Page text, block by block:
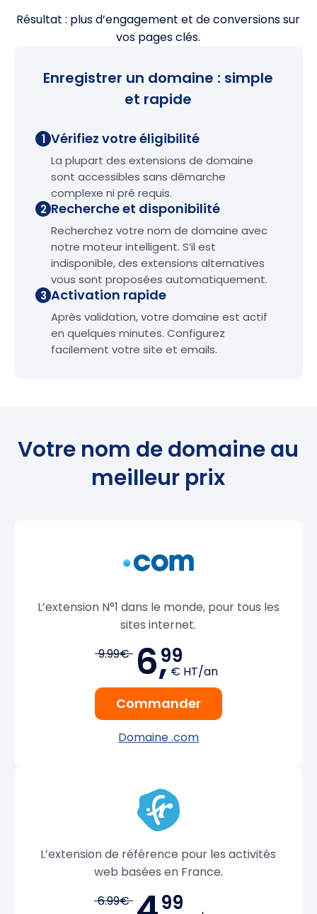
Résultat : plus d’engagement et de conversions sur
vos pages clés.
Enregistrer un domaine : simple
et rapide
1 Vérifiez votre éligibilité
La plupart des extensions de domaine
sont accessibles sans démarche
complexe ni pré requis.
2 Recherche et disponibilité
Recherchez votre nom de domaine avec
notre moteur intelligent. S’il est
indisponible, des extensions alternatives
vous sont proposées automatiquement.
3 Activation rapide
Après validation, votre domaine est actif
en quelques minutes. Configurez
facilement votre site et emails.
Votre nom de domaine au
meilleur prix
L’extension N°1 dans le monde, pour tous les
sites internet.
9.99€ 6,99
€ HT/an
Commander
Domaine .com
L’extension de référence pour les activités
web basées en France.
6.99€
99